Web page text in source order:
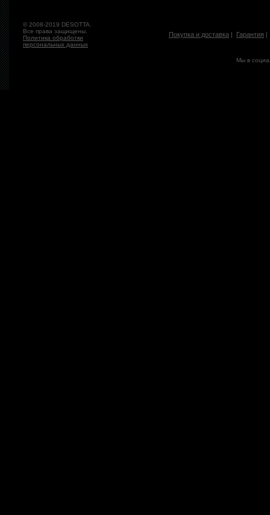
© 2008-2019 DESOTTA.
Все права защищены.
Политика обработки
персональных данных
Покупка и доставка | Гарантия
Мы в